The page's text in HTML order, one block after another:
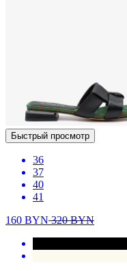
Быстрый просмотр
36
37
40
41
160 BYN320BYN